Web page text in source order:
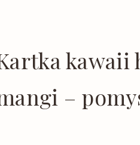
kawaii
–